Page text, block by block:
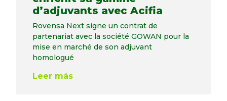
d’adjuvants avec Acifia
Rovensa Next signe un contrat de
partenariat avec la société GOWAN pour la
mise en marché de son adjuvant
homologué
Leer más